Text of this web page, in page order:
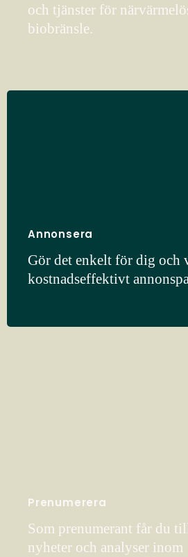
och tjänster för
biobränsle.
Annonsera
Gör det enkelt för dig och
kostnadseffektivt
Prenumerera
Som prenumerant får du
nyheter och analyser inom